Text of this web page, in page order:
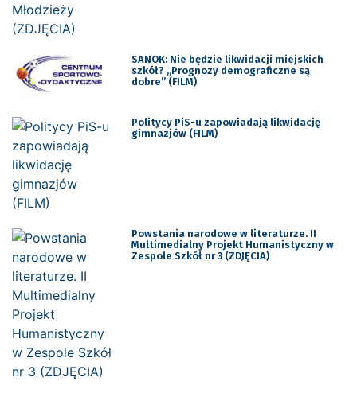
SANOK: Nie będzie likwidacji miejskich
szkół? „Prognozy demograficzne są
dobre” (FILM)
Politycy PiS-u zapowiadają likwidację
gimnazjów (FILM)
Powstania narodowe w literaturze. II
Multimedialny Projekt Humanistyczny w
Zespole Szkół nr 3 (ZDJĘCIA)